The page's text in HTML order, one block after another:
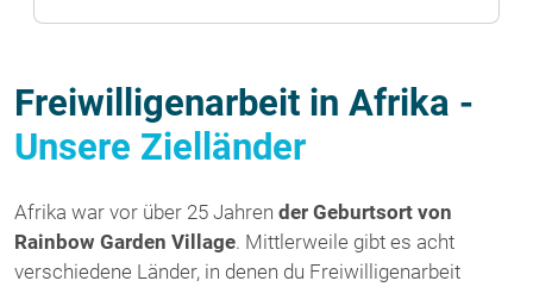
Freiwilligenarbeit in Afrika -
Unsere Zielländer
Afrika war vor über 25 Jahren der Geburtsort von
Rainbow Garden Village. Mittlerweile gibt es acht
verschiedene Länder, in denen du Freiwilligenarbeit